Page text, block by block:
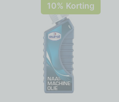
10% Korting